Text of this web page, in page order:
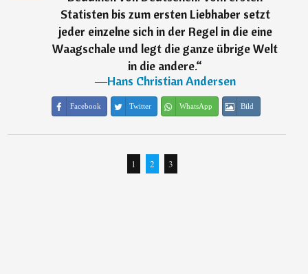
Statisten bis zum ersten Liebhaber setzt
jeder einzelne sich in der Regel in die eine
Waagschale und legt die ganze übrige Welt
in die andere.“
―Hans Christian Andersen
Facebook Twitter WhatsApp Bild
1 2 3